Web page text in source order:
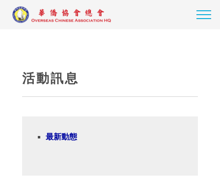
活動訊息
最新動態